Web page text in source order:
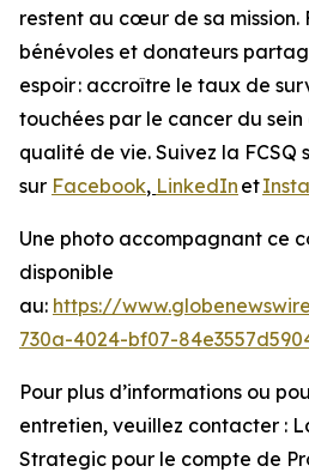
restent au cœur de sa mission.
bénévoles et donateurs
espoir : accroître le taux de
touchées par le cancer du
qualité de vie. Suivez la FCSQ
sur Facebook, LinkedIn et
Une photo accompagnant ce
disponible
au: https://
730a-4024-bf07-
Pour plus d’informations ou
entretien, veuillez contacter :
Strategic pour le compte de